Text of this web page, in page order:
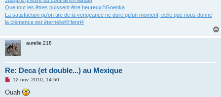
Que tout les êtres puissent être heureux©Goenka
La satisfaction qu'on tire de la vengeance ne dure qu'un moment, celle que nous donne
la clémence est éternelle©Henri4
aurelie.218
Re: Deca (et double...) au Mexique
M
s
12 nov. 2010, 14:50
Ouah